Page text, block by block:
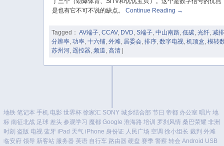
是也有它不可不说的缺点。
Continue Reading →
Tagged： AV端子 ,CCAV, DVD ,S端子 ,中山南路 ,低碳 ,光纤 ,减
分辨率 ,功率 ,十六铺 ,外滩 居委会 ,排序 ,数字电视 ,机顶盒 ,模转
苏州河 ,遥控器 ,频道 ,高清 |
地铁 笔记本 手机 电影 世界杯 徐家汇 SONY 城乡结合部 节日 帝都 办公室 唱片 地
标 南征北战 足球 差头 参观学习 魔都 Google 淮海路 培训 罗刹风情 桑巴荣耀 非洲
时刻 盗版 电视 蓝牙 iPad 天气 iPhone 身份证 人民广场 空调 徐小组长 裁判 外滩
临安府 领导 新客站 服务器 英语 自行车 路由器 硬盘 赛季 警察 转会 Android USB